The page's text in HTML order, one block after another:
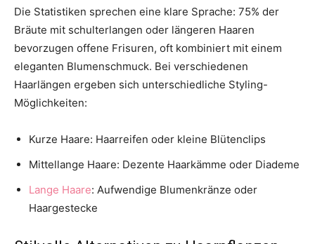
Die Statistiken sprechen eine klare Sprache: 75% der
Bräute mit schulterlangen oder längeren Haaren
bevorzugen offene Frisuren, oft kombiniert mit einem
eleganten Blumenschmuck. Bei verschiedenen
Haarlängen ergeben sich unterschiedliche Styling-
Möglichkeiten:
Kurze Haare: Haarreifen oder kleine Blütenclips
Mittellange Haare: Dezente Haarkämme oder Diademe
Lange Haare: Aufwendige Blumenkränze oder
Haargestecke